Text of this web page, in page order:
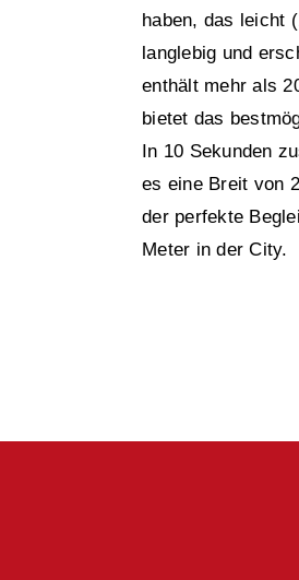
haben, das leicht
langlebig und
enthält mehr als
bietet das
In 10 Sekunden
es eine Breit von
der perfekte
Meter in der City.